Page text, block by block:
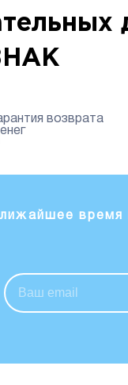
возврата